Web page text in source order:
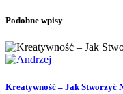
Podobne wpisy
Kreatywność – Jak Stworzyć